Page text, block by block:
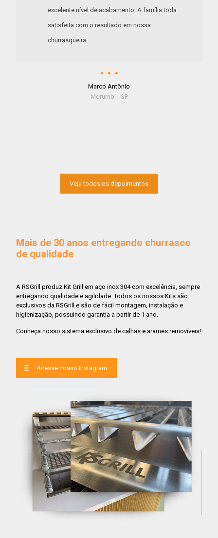
excelente nível de acabamento. A família toda
satisfeita com o resultado em nossa
churrasqueira.
Marco Antônio
Morumbi - SP
Veja todos os depoimentos
Mais de 30 anos entregando churrasco
de qualidade
A RSGrill produz Kit Grill em aço inox 304 com excelência, sempre
entregando qualidade e agilidade. Todos os nossos Kits são
exclusivos da RSGrill e são de fácil montagem, instalação e
higienização, possuindo garantia a partir de 1 ano.
Conheça nosso sistema exclusivo de calhas e arames removíveis!
Acesse nosso Instagram